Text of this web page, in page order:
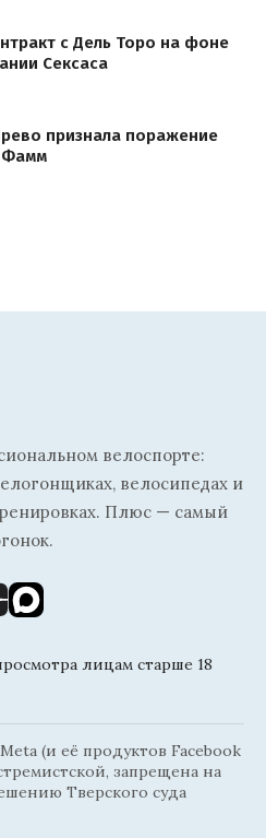
с Дель Торо на фоне
Сексаса
признала поражение
Фамм
велоспорте:
велосипедах и
Плюс — самый
лицам старше 18
(и её продуктов Facebook
запрещена на
Тверского суда